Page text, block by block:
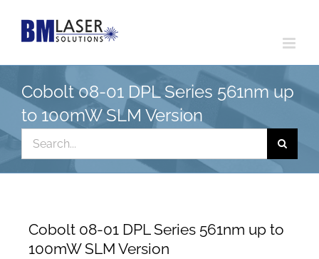
Cobolt 08-01 DPL Series 561nm up
to 100mW SLM Version
Search
for:
Cobolt 08-01 DPL Series 561nm up to
100mW SLM Version